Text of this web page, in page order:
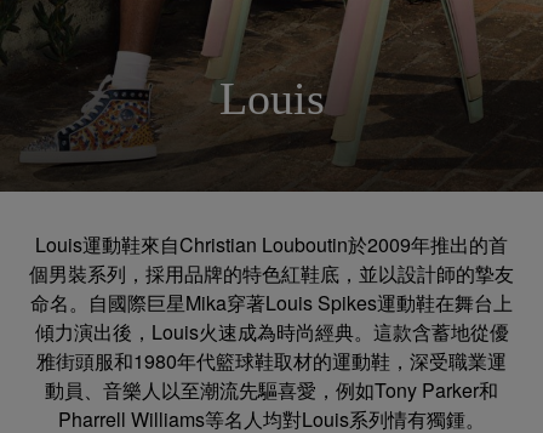
Louis
Louis運動鞋來自Christian Louboutin於2009年推出的首
個男裝系列，採用品牌的特色紅鞋底，並以設計師的摯友
命名。自國際巨星Mika穿著Louis Spikes運動鞋在舞台上
傾力演出後，Louis火速成為時尚經典。這款含蓄地從優
雅街頭服和1980年代籃球鞋取材的運動鞋，深受職業運
動員、音樂人以至潮流先驅喜愛，例如Tony Parker和
Pharrell Williams等名人均對Louis系列情有獨鍾。